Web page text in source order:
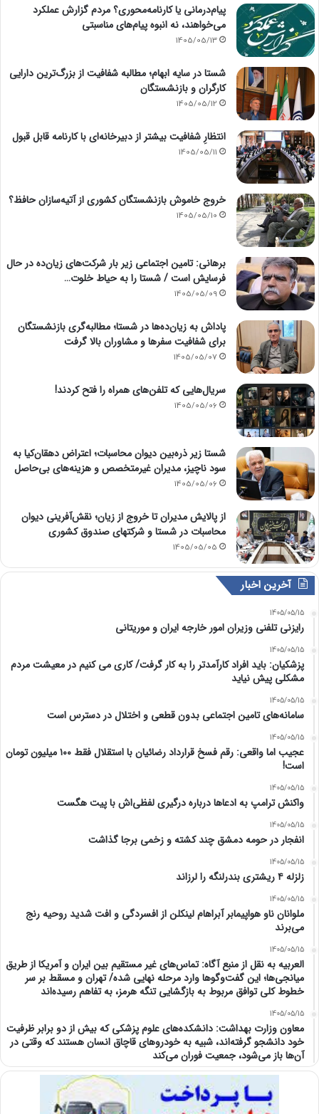
پیام‌درمانی یا کارنامه‌محوری؟ مردم گزارش عملکرد
می‌خواهند، نه انبوه پیام‌های مناسبتی
1405/05/13
شستا در سایه ابهام؛ مطالبه شفافیت از بزرگ‌ترین دارایی
کارگران و بازنشستگان
1405/05/12
انتظارِ شفافیت بیشتر از دبیرخانه‌ای با کارنامه قابل قبول
1405/05/11
خروج خاموش بازنشستگان کشوری از آتیه‌سازان حافظ؟
1405/05/10
برهانی: تامین اجتماعی زیر بار شرکت‌های زیان‌ده در حال
فرسایش است / شستا را به حیاط خلوت…
1405/05/09
پاداش به زیان‌ده‌ها در شستا؛ مطالبه‌گری بازنشستگان
برای شفافیت سفرها و مشاوران بالا گرفت
1405/05/07
سریال‌هایی که تلفن‌های همراه را فتح کردند!
1405/05/06
شستا زیر ذره‌بین دیوان محاسبات؛ اعتراض دهقان‌کیا به
سود ناچیز، مدیران غیرمتخصص و هزینه‌های بی‌حاصل
1405/05/06
از پالایش مدیران تا خروج از زیان؛ نقش‌آفرینی دیوان
محاسبات در شستا و شرکتهای صندوق کشوری
1405/05/05
آخرین اخبار
1405/05/15
رایزنی تلفنی وزیران امور خارجه ایران و موریتانی
1405/05/15
پزشکیان: باید افراد کارآمدتر را به کار گرفت/ کاری می کنیم در معیشت مردم
مشکلی پیش نیاید
1405/05/15
سامانه‌های تامین اجتماعی بدون قطعی و اختلال در دسترس است
1405/05/15
عجیب اما واقعی: رقم فسخ قرارداد رضائیان با استقلال فقط ۱۰۰ میلیون تومان
است!
1405/05/15
واکنش ترامپ به ادعاها درباره درگیری لفظی‌اش با پیت هگست
1405/05/15
انفجار در حومه دمشق چند کشته و زخمی برجا گذاشت
1405/05/15
زلزله ۴ ریشتری بندرلنگه را لرزاند
1405/05/15
ملوانان ناو هواپیمابر آبراهام لینکلن از افسردگی و افت شدید روحیه رنج
می‌برند
1405/05/15
العربیه به نقل از منبع آگاه: تماس‌های غیر مستقیم بین ایران و آمریکا از طریق
میانجی‌ها؛ این گفت‌و‌گو‌ها وارد مرحله نهایی شده/ تهران و مسقط بر سر
خطوط کلی توافق مربوط به بازگشایی تنگه هرمز، به تفاهم رسیده‌اند
1405/05/15
معاون وزارت بهداشت: دانشکده‌های علوم پزشکی که بیش از دو برابر ظرفیت
خود دانشجو گرفته‌اند، شبیه به خودرو‌های قاچاق انسان هستند که وقتی در
آن‌ها باز می‌شود، جمعیت فوران می‌کند